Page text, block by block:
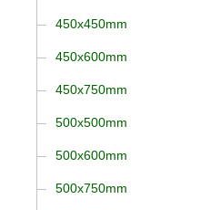
450x450mm
450x600mm
450x750mm
500x500mm
500x600mm
500x750mm